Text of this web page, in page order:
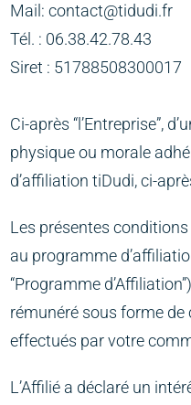
Mail: contact@tidudi.fr
Tél. : 06.38.42.78.43
Siret : 51788508300017
Ci-après “l’Entreprise”,
physique ou morale
d’affiliation tiDudi, ci-
Les présentes
au programme
“Programme
rémunéré sous forme
effectués par votre
L’Affilié a déclaré un